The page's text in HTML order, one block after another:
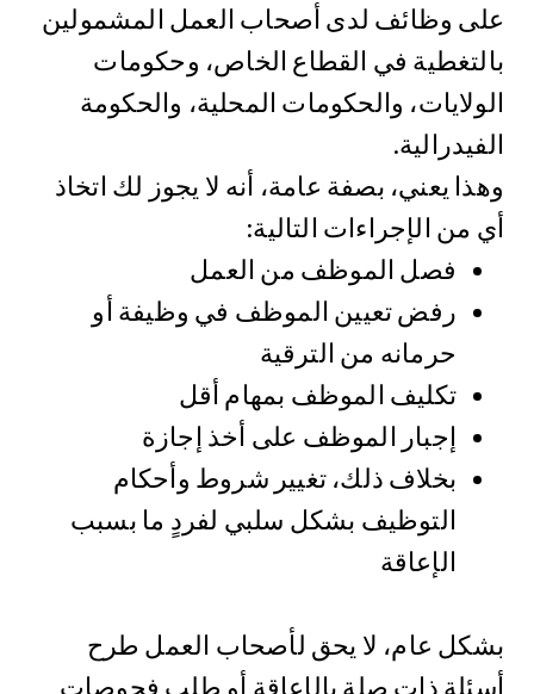
على وظائف لدى أصحاب العمل المشمولين
بالتغطية في القطاع الخاص، وحكومات
الولايات، والحكومات المحلية، والحكومة
الفيدرالية.
وهذا يعني، بصفة عامة، أنه لا يجوز لك اتخاذ
أي من الإجراءات التالية:
فصل الموظف من العمل
رفض تعيين الموظف في وظيفة أو
حرمانه من الترقية
تكليف الموظف بمهام أقل
إجبار الموظف على أخذ إجازة
بخلاف ذلك، تغيير شروط وأحكام
التوظيف بشكل سلبي لفردٍ ما بسبب
الإعاقة
بشكل عام، لا يحق لأصحاب العمل طرح
أسئلة ذات صلة بالإعاقة أو طلب فحوصات